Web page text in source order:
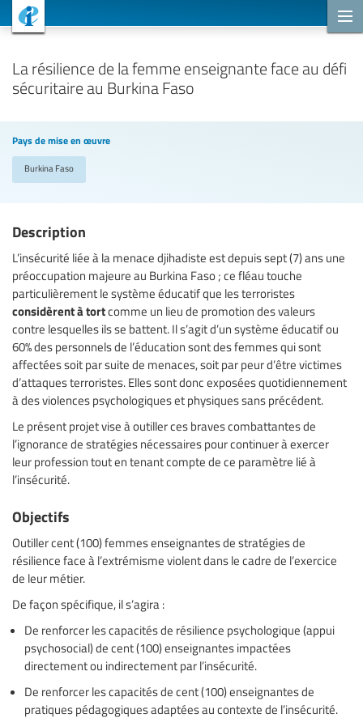
La résilience de la femme enseignante face au défi
sécuritaire au Burkina Faso
Pays de mise en œuvre
Burkina Faso
Description
L’insécurité liée à la menace djihadiste est depuis sept (7) ans une
préoccupation majeure au Burkina Faso ; ce fléau touche
particulièrement le système éducatif que les terroristes
considèrent à tortcomme un lieu de promotion des valeurs
contre lesquelles ils se battent. Il s’agit d’un système éducatif ou
60% des personnels de l’éducation sont des femmes qui sont
affectées soit par suite de menaces, soit par peur d’être victimes
d’attaques terroristes. Elles sont donc exposées quotidiennement
à des violences psychologiques et physiques sans précédent.
Le présent projet vise à outiller ces braves combattantes de
l’ignorance de stratégies nécessaires pour continuer à exercer
leur profession tout en tenant compte de ce paramètre lié à
l’insécurité.
Objectifs
Outiller cent (100) femmes enseignantes de stratégies de
résilience face à l’extrémisme violent dans le cadre de l’exercice
de leur métier.
De façon spécifique, il s’agira :
De renforcer les capacités de résilience psychologique (appui
psychosocial) de cent (100) enseignantes impactées
directement ou indirectement par l’insécurité.
De renforcer les capacités de cent (100) enseignantes de
pratiques pédagogiques adaptées au contexte de l’insécurité.